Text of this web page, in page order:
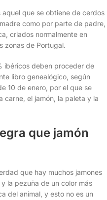
que se obtiene de cerdos
como por parte de padre,
criados normalmente en
zonas de Portugal.
ibéricos deben proceder de
libro genealógico, según
10 de enero, por el que se
carne, el jamón, la paleta y la
que jamón
que hay muchos jamones
la pezuña de un color más
del animal, y esto no es un